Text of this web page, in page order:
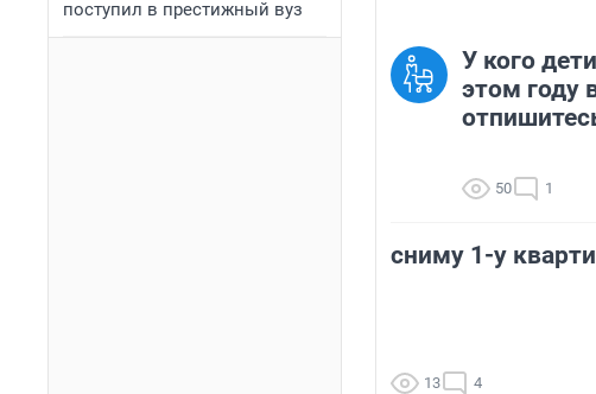
поступил в престижный вуз
У кого
этом году
50 1
сниму 1-у
13 4